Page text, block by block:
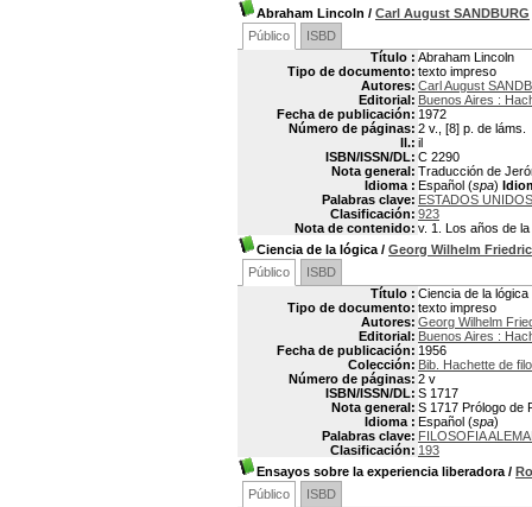
Abraham Lincoln / Carl August SANDBURG
Público
ISBD
Título : Abraham Lincoln
Tipo de documento: texto impreso
Autores: Carl August
Editorial: Buenos Aires :
Fecha de publicación: 1972
Número de páginas: 2 v., [8] p. de láms.
Il.: il
ISBN/ISSN/DL: C 2290
Nota general: Traducción de
Idioma : Español (spa)
Palabras clave: ESTADOS
Clasificación: 923
Nota de contenido: v. 1. Los años de
Ciencia de la lógica / Georg Wilhelm
Público
ISBD
Título : Ciencia de la lógica
Tipo de documento: texto impreso
Autores: Georg Wilhelm
Editorial: Buenos Aires :
Fecha de publicación: 1956
Colección: Bib. Hachette de
Número de páginas: 2 v
ISBN/ISSN/DL: S 1717
Nota general: S 1717 Prólogo de
Idioma : Español (spa)
Palabras clave: FILOSOFIA
Clasificación: 193
Ensayos sobre la experiencia liberadora /
Público
ISBD